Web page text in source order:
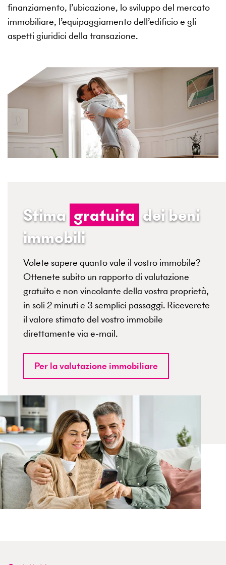
finanziamento, l’ubicazione, lo sviluppo del mercato
immobiliare, l’equipaggiamento dell’edificio e gli
aspetti giuridici della transazione.
Stima gratuita dei beni
immobili
Volete sapere quanto vale il vostro immobile?
Ottenete subito un rapporto di valutazione
gratuito e non vincolante della vostra proprietà,
in soli 2 minuti e 3 semplici passaggi. Riceverete
il valore stimato del vostro immobile
direttamente via e-mail.
Per la valutazione immobiliare